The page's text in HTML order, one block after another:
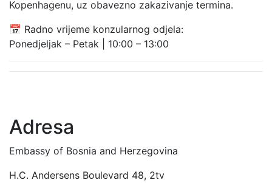
Kopenhagenu, uz obavezno zakazivanje termina.
📅 Radno vrijeme konzularnog odjela:
Ponedjeljak – Petak | 10:00 – 13:00
Adresa
Embassy of Bosnia and Herzegovina
H.C. Andersens Boulevard 48, 2tv